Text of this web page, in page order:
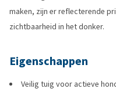
maken, zijn er reflecterende
zichtbaarheid in het donker.
Eigenschappen
Veilig tuig voor actieve